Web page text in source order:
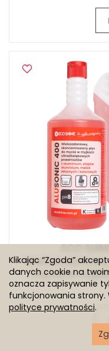
ECO
mycia w
Klikając “Zgoda”
danych cookie na
oznacza zapisywanie
funkcjonowania
polityce prywatności.